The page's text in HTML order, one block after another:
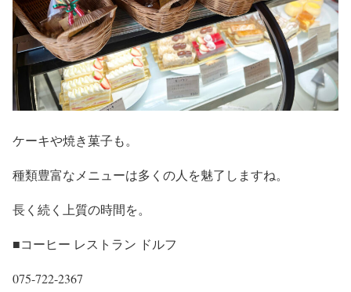
ケーキや焼き菓子も。
種類豊富なメニューは多くの人を魅了しますね。
長く続く上質の時間を。
■コーヒー レストラン ドルフ
075-722-2367